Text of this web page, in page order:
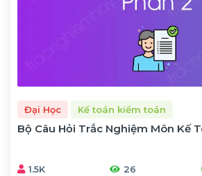
Đại Học Kế toán kiểm toán
Bộ Câu Hỏi Trắc Nghiệm Môn Kế
1.5K 26